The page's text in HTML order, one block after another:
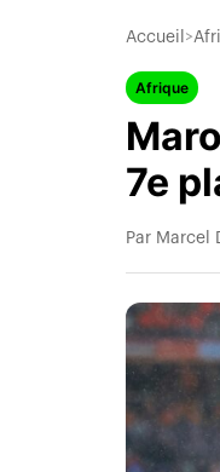
Accueil >
Afrique
7e
Par Marcel